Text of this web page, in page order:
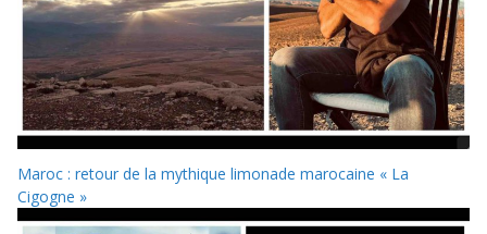
Maroc : retour de la mythique limonade marocaine « La
Cigogne »